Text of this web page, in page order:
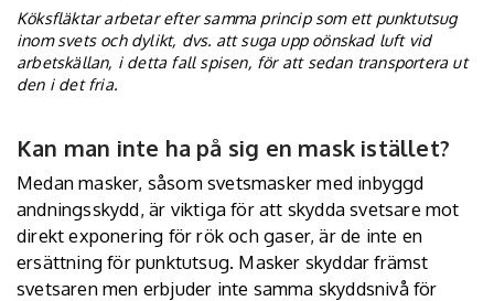
Köksfläktar arbetar efter samma princip som ett punktutsug
inom svets och dylikt, dvs. att suga upp oönskad luft vid
arbetskällan, i detta fall spisen, för att sedan transportera ut
den i det fria.
Kan man inte ha på sig en mask istället?
Medan masker, såsom svetsmasker med inbyggd
andningsskydd, är viktiga för att skydda svetsare mot
direkt exponering för rök och gaser, är de inte en
ersättning för punktutsug. Masker skyddar främst
svetsaren men erbjuder inte samma skyddsnivå för